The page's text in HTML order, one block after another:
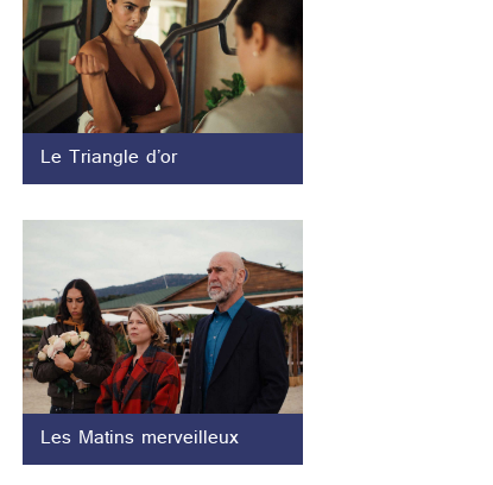
Le Triangle d’or
Les Matins merveilleux